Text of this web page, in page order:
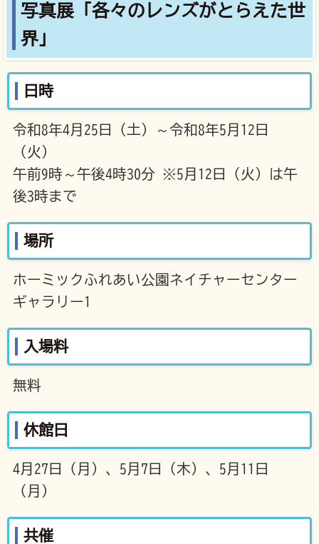
写真展「各々のレンズがとらえた世
界」
日時
令和8年4月25日（土）～令和8年5月12日
（火）
午前9時～午後4時30分 ※5月12日（火）は午
後3時まで
場所
ホーミックふれあい公園ネイチャーセンター
ギャラリー1
入場料
無料
休館日
4月27日（月）、5月7日（木）、5月11日
（月）
共催